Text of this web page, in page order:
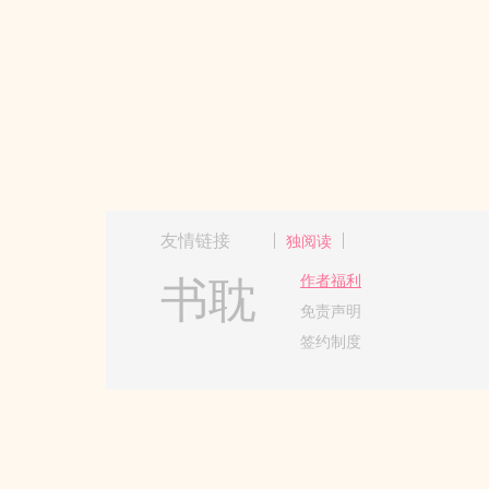
友情链接 独阅读
书耽
作者福利
免责声明
签约制度